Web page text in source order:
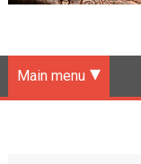
Main menu